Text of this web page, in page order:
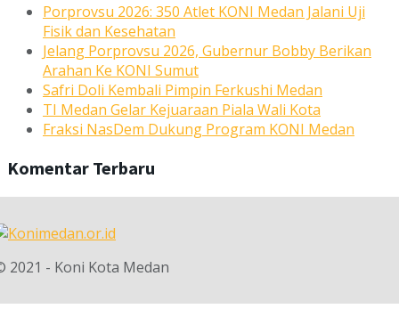
Porprovsu 2026: 350 Atlet KONI Medan Jalani Uji
Fisik dan Kesehatan
Jelang Porprovsu 2026, Gubernur Bobby Berikan
Arahan Ke KONI Sumut
Safri Doli Kembali Pimpin Ferkushi Medan
TI Medan Gelar Kejuaraan Piala Wali Kota
Fraksi NasDem Dukung Program KONI Medan
Komentar Terbaru
2021 - Koni Kota Medan